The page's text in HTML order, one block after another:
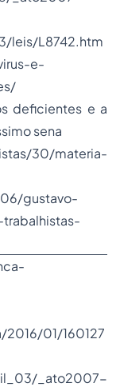
leis/L8742.htm
e-
deficientes e a
sena
30/materia-
gustavo-
01/160127
_ato2007-